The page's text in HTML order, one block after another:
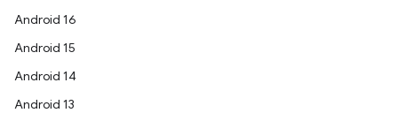
Android 16
Android 15
Android 14
Android 13